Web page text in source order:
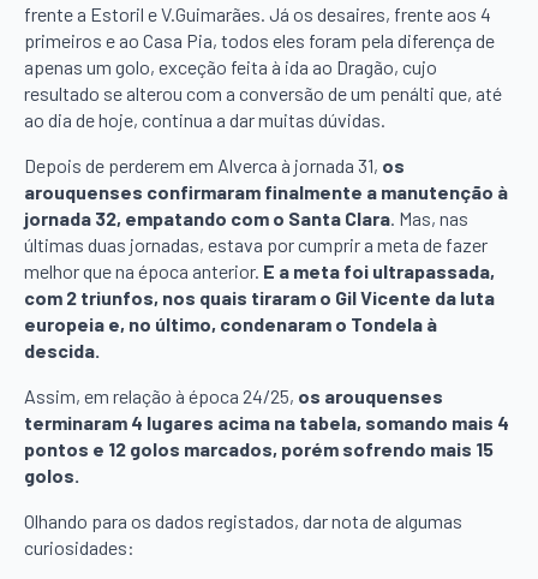
frente a Estoril e V.Guimarães. Já os desaires, frente aos 4
primeiros e ao Casa Pia, todos eles foram pela diferença de
apenas um golo, exceção feita à ida ao Dragão, cujo
resultado se alterou com a conversão de um penálti que, até
ao dia de hoje, continua a dar muitas dúvidas.
Depois de perderem em Alverca à jornada 31, os
arouquenses confirmaram finalmente a manutenção à
jornada 32, empatando com o Santa Clara . Mas, nas
últimas duas jornadas, estava por cumprir a meta de fazer
melhor que na época anterior. E a meta foi ultrapassada,
com 2 triunfos, nos quais tiraram o Gil Vicente da luta
europeia e, no último, condenaram o Tondela à
descida.
Assim, em relação à época 24/25, os arouquenses
terminaram 4 lugares acima na tabela, somando mais 4
pontos e 12 golos marcados, porém sofrendo mais 15
golos.
Olhando para os dados registados, dar nota de algumas
curiosidades: